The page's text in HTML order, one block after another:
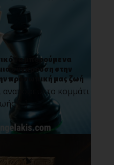
να μπορούμε να
σύγκρουση στην
προσωπική μας ζωή
αναπόφευκτο κομμάτι
[...]